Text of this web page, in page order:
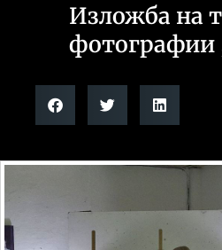
Изложба на
фотографии